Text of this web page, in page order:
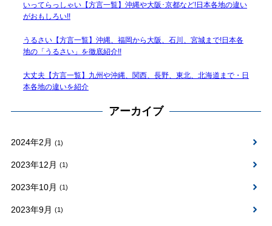
いってらっしゃい【方言一覧】沖縄や大阪･京都など!日本各地の違い
がおもしろい!!
うるさい【方言一覧】沖縄、福岡から大阪、石川、宮城まで!日本各
地の「うるさい」を徹底紹介!!
大丈夫【方言一覧】九州や沖縄、関西、長野、東北、北海道まで・日
本各地の違いを紹介
アーカイブ
2024年2月 (1)
2023年12月 (1)
2023年10月 (1)
2023年9月 (1)